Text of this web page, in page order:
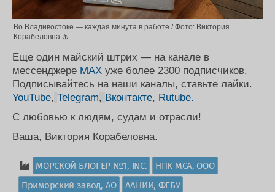
Во Владивостоке — каждая минута в работе / Фото: Виктория
Корабеловна ⚓
Еще один майский штрих — на канале в
мессенджере МАХ уже более 2300 подписчиков.
Подписывайтесь на наши каналы, ставьте лайки.
YouTube, Telegram, Вконтакте, Rutube.
С любовью к людям, судам и отрасли!
Ваша, Виктория Корабеловна.
МОРСКОЙ БЛОГЕР №1, INC.
НПК МСА, ООО
Приморский завод, АО
ААНИИ, ФГБУ